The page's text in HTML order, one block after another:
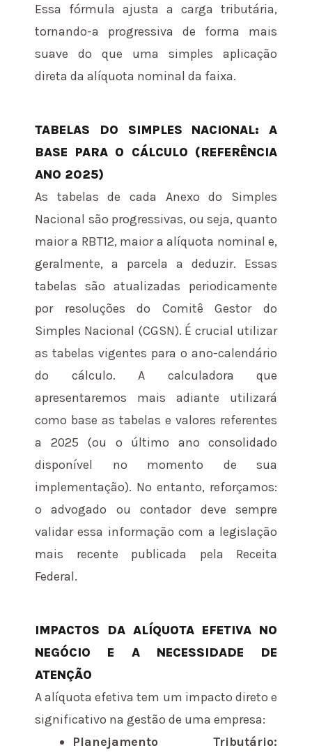
Essa fórmula ajusta a carga tributária,
tornando-a progressiva de forma mais
suave do que uma simples aplicação
direta da alíquota nominal da faixa.
TABELAS DO SIMPLES NACIONAL: A
BASE PARA O CÁLCULO (REFERÊNCIA
ANO 2025)
As tabelas de cada Anexo do Simples
Nacional são progressivas, ou seja, quanto
maior a RBT12, maior a alíquota nominal e,
geralmente, a parcela a deduzir. Essas
tabelas são atualizadas periodicamente
por resoluções do Comitê Gestor do
Simples Nacional (CGSN). É crucial utilizar
as tabelas vigentes para o ano-calendário
do cálculo. A calculadora que
apresentaremos mais adiante utilizará
como base as tabelas e valores referentes
a 2025 (ou o último ano consolidado
disponível no momento de sua
implementação). No entanto, reforçamos:
o advogado ou contador deve sempre
validar essa informação com a legislação
mais recente publicada pela Receita
Federal.
IMPACTOS DA ALÍQUOTA EFETIVA NO
NEGÓCIO E A NECESSIDADE DE
ATENÇÃO
A alíquota efetiva tem um impacto direto e
significativo na gestão de uma empresa:
Planejamento Tributário: